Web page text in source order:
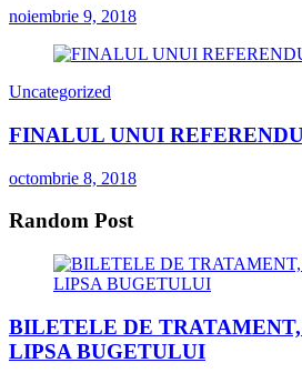
noiembrie 9, 2018
Uncategorized
FINALUL UNUI
octombrie 8, 2018
Random Post
BILETELE DE
LIPSA BUGETULUI